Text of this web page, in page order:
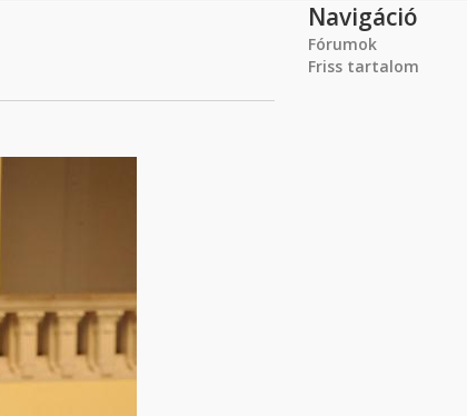
Navigáció
Fórumok
Friss tartalom